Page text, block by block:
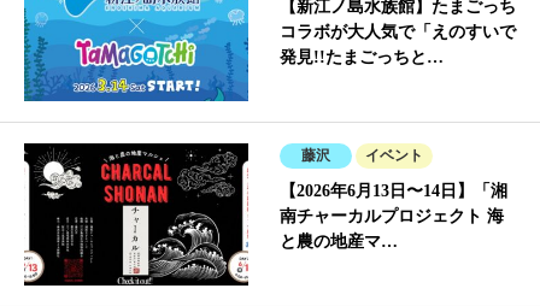
【新江ノ島水族館】たまごっち
コラボが大人気で「えのすいで
発見!!たまごっちと…
藤沢 イベント
【2026年6月13日〜14日】「湘
南チャーカルプロジェクト 海
と農の地産マ…